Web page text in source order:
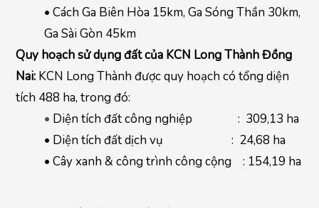
• Cách Ga Biên Hòa 15km, Ga Sóng Thần 30km,
Ga Sài Gòn 45km
Quy hoạch sử dụng đất của KCN Long Thành Đồng
Nai: KCN Long Thành được quy hoạch có tổng diện
tích 488 ha, trong đó:
• Diện tích đất công nghiệp : 309,13 ha
• Diện tích đất dịch vụ : 24,68 ha
• Cây xanh & công trình công cộng : 154,19 ha